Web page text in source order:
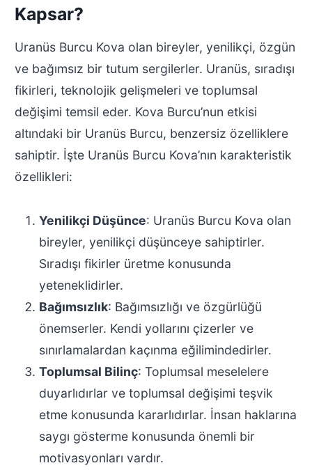
Kapsar?
Uranüs Burcu Kova olan bireyler, yenilikçi, özgün
ve bağımsız bir tutum sergilerler. Uranüs, sıradışı
fikirleri, teknolojik gelişmeleri ve toplumsal
değişimi temsil eder. Kova Burcu’nun etkisi
altındaki bir Uranüs Burcu, benzersiz özelliklere
sahiptir. İşte Uranüs Burcu Kova’nın karakteristik
özellikleri:
Yenilikçi Düşünce: Uranüs Burcu Kova olan
bireyler, yenilikçi düşünceye sahiptirler.
Sıradışı fikirler üretme konusunda
yeteneklidirler.
Bağımsızlık: Bağımsızlığı ve özgürlüğü
önemserler. Kendi yollarını çizerler ve
sınırlamalardan kaçınma eğilimindedirler.
Toplumsal Bilinç: Toplumsal meselelere
duyarlıdırlar ve toplumsal değişimi teşvik
etme konusunda kararlıdırlar. İnsan haklarına
saygı gösterme konusunda önemli bir
motivasyonları vardır.